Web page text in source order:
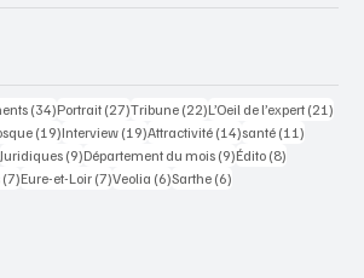
(34)34 posts
Portrait (27)27 posts
Tribune (22)22 posts
L’Oeil de l’expert (21)
(19)19 posts
Interview (19)19 posts
Attractivité (14)14 posts
santé (11)
10 posts
Juridiques (9)9 posts
Département du mois (9)9 posts
Édito (8)
(7)7 posts
Eure-et-Loir (7)7 posts
Veolia (6)6 posts
Sarthe (6)